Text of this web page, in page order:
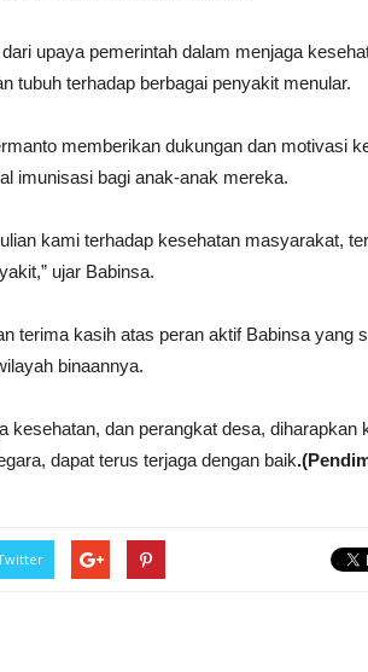
upaya pemerintah dalam menjaga
tubuh terhadap berbagai penyakit menular.
memberikan dukungan dan motivasi
imunisasi bagi anak-anak mereka.
kami terhadap kesehatan masyarakat,
ujar Babinsa.
terima kasih atas peran aktif Babinsa yang
binaannya.
kesehatan, dan perangkat desa, diharapkan
dapat terus terjaga dengan baik